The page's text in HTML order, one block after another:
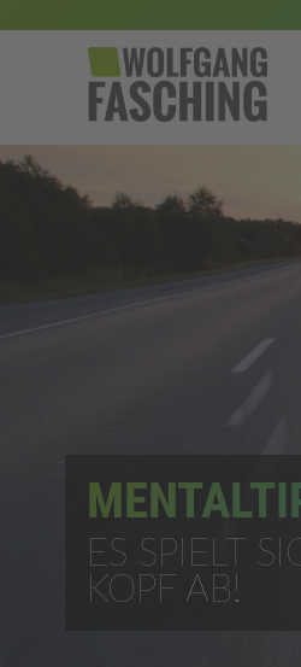
ES SPIELT
KOPF AB!